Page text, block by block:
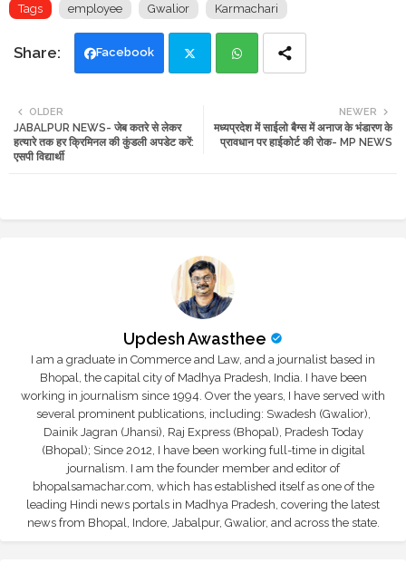
Tags employee Gwalior Karmachari
Facebook
tte ats
NEWER
मध्यप्रदेश में साईलो बैग्स में अनाज के भंडारण के
प्रावधान पर हाईकोर्ट की रोक- MP NEWS
OLDER
JABALPUR NEWS- जेब कतरे से लेकर
हत्यारे तक हर क्रिमिनल की कुंडली अपडेट करें:
एसपी विद्यार्थी
Updesh Awasthee
I am a graduate in Commerce and Law, and a journalist based in
Bhopal, the capital city of Madhya Pradesh, India. I have been
working in journalism since 1994. Over the years, I have served with
several prominent publications, including: Swadesh (Gwalior),
Dainik Jagran (Jhansi), Raj Express (Bhopal), Pradesh Today
(Bhopal); Since 2012, I have been working full-time in digital
journalism. I am the founder member and editor of
bhopalsamachar.com, which has established itself as one of the
leading Hindi news portals in Madhya Pradesh, covering the latest
news from Bhopal, Indore, Jabalpur, Gwalior, and across the state.